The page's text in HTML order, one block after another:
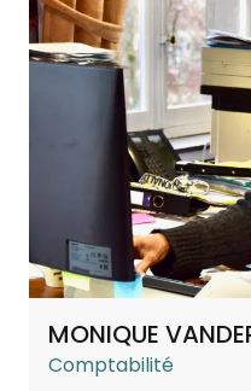
MONIQUE
Comptabilité